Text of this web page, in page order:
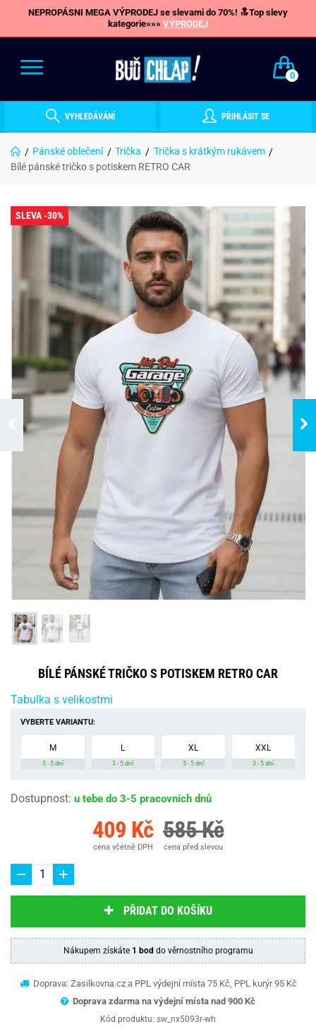
NEPROPÁSNI MEGA VÝPRODEJ se slevami do 70%! 🔝Top slevy
kategorie»»» VÝPRODEJ
0
VYHLEDÁVÁNÍ PŘIHLÁSIT SE
Pánské oblečení Trička
Trička s krátkým rukávem
Bílé pánské tričko s potiskem RETRO CAR
SLEVA -30%
BÍLÉ PÁNSKÉ TRIČKO S POTISKEM RETRO CAR
Tabulka s velikostmi
VYBERTE VARIANTU:
M
3 - 5 dní
L
3 - 5 dní
XL
3 - 5 dní
XXL
3 - 5 dní
Dostupnost: u tebe do 3-5 pracovních dnů
409 Kč
cena včetně DPH
585 Kč
cena před slevou
PŘIDAT DO KOŠÍKU
Nákupem získáte 1 bod do věrnostního programu
Doprava: Zasilkovna.cz a PPL výdejní místa 75 Kč, PPL kurýr 95 Kč
Doprava zdarma na výdejní místa nad 900 Kč
Kód produktu: sw_nx5093r-wh